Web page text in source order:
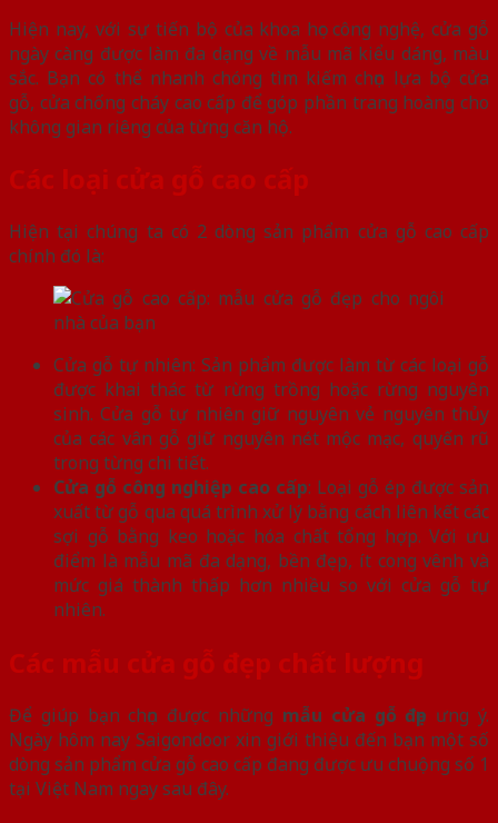
Hiện nay, với sự tiến bộ của khoa học công nghệ, cửa gỗ
ngày càng được làm đa dạng về mẫu mã kiểu dáng, màu
sắc. Bạn có thể nhanh chóng tìm kiếm chọn lựa bộ cửa
gỗ, cửa chống cháy cao cấp để góp phần trang hoàng cho
không gian riêng của từng căn hộ.
Các loại cửa gỗ cao cấp
Hiện tại chúng ta có 2 dòng sản phẩm cửa gỗ cao cấp
chính đó là:
Cửa gỗ tự nhiên: Sản phẩm được làm từ các loại gỗ
được khai thác từ rừng trồng hoặc rừng nguyên
sinh. Cửa gỗ tự nhiên giữ nguyên vẻ nguyên thủy
của các vân gỗ giữ nguyên nét mộc mạc, quyến rũ
trong từng chi tiết.
Cửa gỗ công nghiệp cao cấp: Loại gỗ ép được sản
xuất từ gỗ qua quá trình xử lý bằng cách liên kết các
sợi gỗ bằng keo hoặc hóa chất tổng hợp. Với ưu
điểm là mẫu mã đa dạng, bền đẹp, ít cong vênh và
mức giá thành thấp hơn nhiều so với cửa gỗ tự
nhiên.
Các mẫu cửa gỗ đẹp chất lượng
Để giúp bạn chọn được những mẫu cửa gỗ đẹp ưng ý.
Ngày hôm nay Saigondoor xin giới thiệu đến bạn một số
dòng sản phẩm cửa gỗ cao cấp đang được ưu chuộng số 1
tại Việt Nam ngay sau đây.